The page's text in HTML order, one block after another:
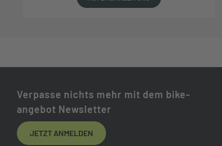
Verpasse nichts mehr mit dem bike-
angebot Newsletter
JETZT ANMELDEN